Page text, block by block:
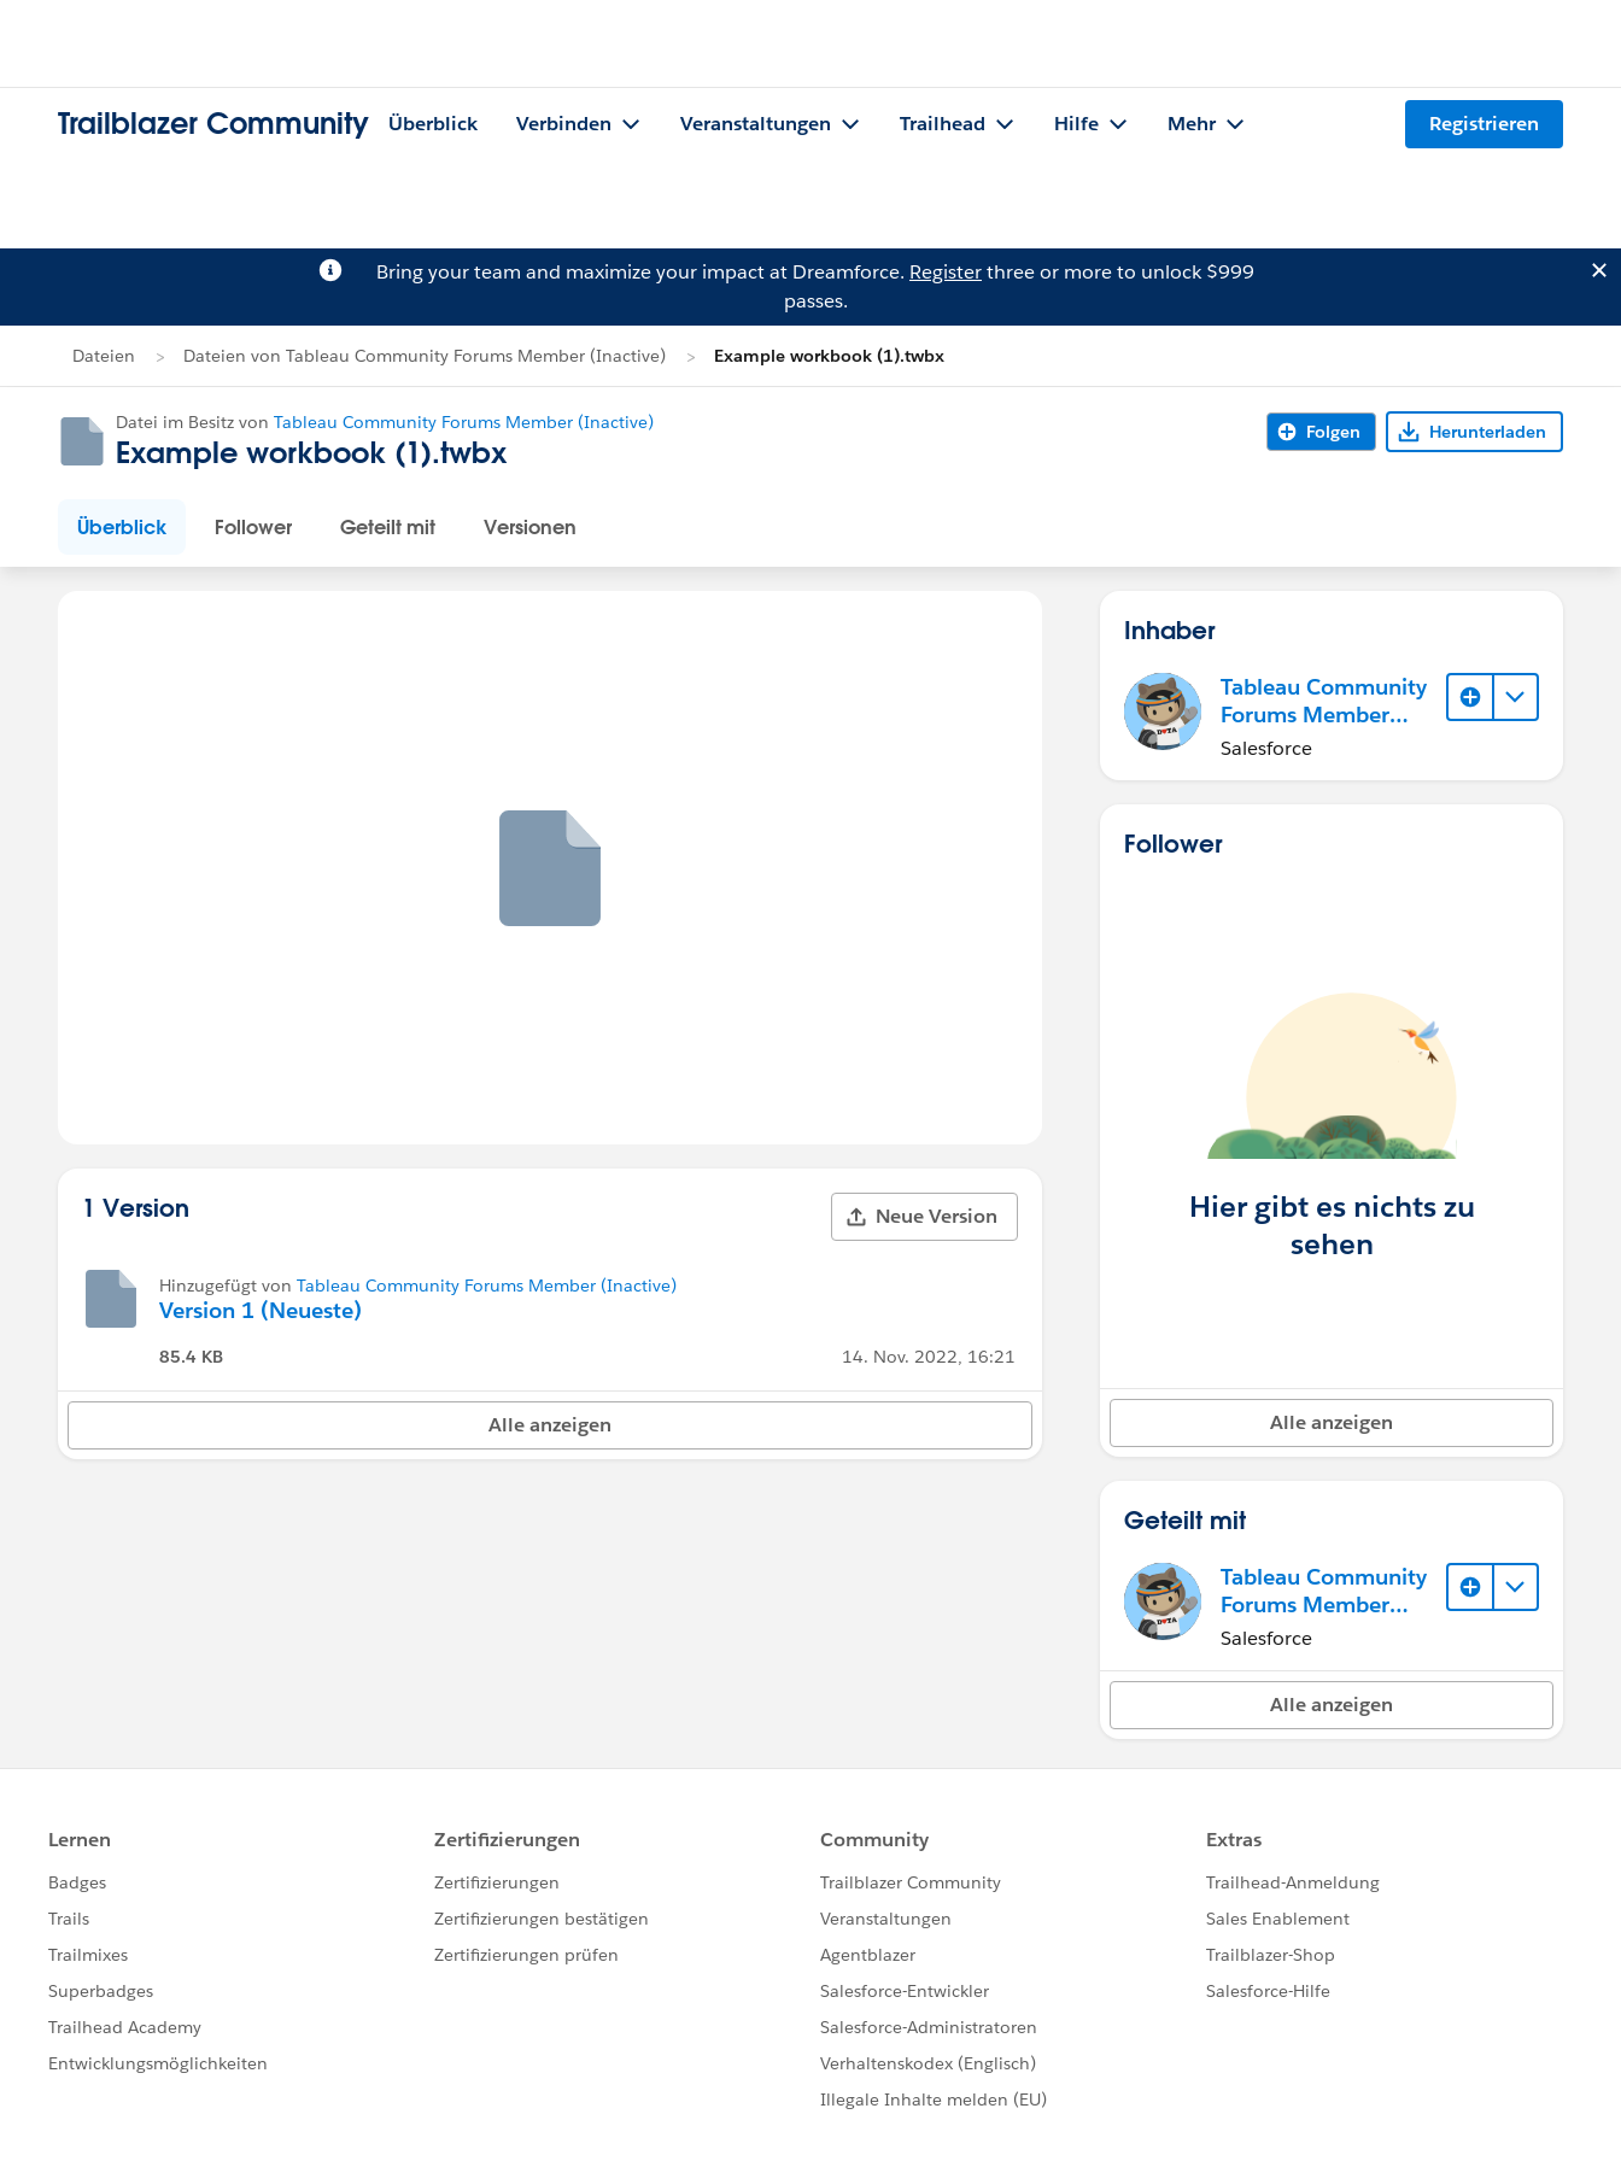
Trailblazer Community Überblick Verbinden Veranstaltungen Trailhead Hilfe Mehr Registrieren
Bring your team and maximize your impact at Dreamforce. Registerthree or more to unlock $999
passes.
Dateien Dateien von Tableau Community Forums Member (Inactive) Example workbook (1).twbx
Datei im Besitz von Tableau Community Forums Member (Inactive)
Example workbook (1).twbx
Folgen Herunterladen
Überblick Follower Geteilt mit Versionen
1 Version Neue Version
Hinzugefügt von Tableau Community Forums Member (Inactive)
Version 1 (Neueste)
85.4 KB 14. Nov. 2022, 16:21
Alle anzeigen
Inhaber
Tableau Community
Forums Member
(Inactive)
Salesforce
Follower
Hier gibt es nichts zu
sehen
Alle anzeigen
Geteilt mit
Tableau Community
Forums Member
(Inactive)
Salesforce
Alle anzeigen